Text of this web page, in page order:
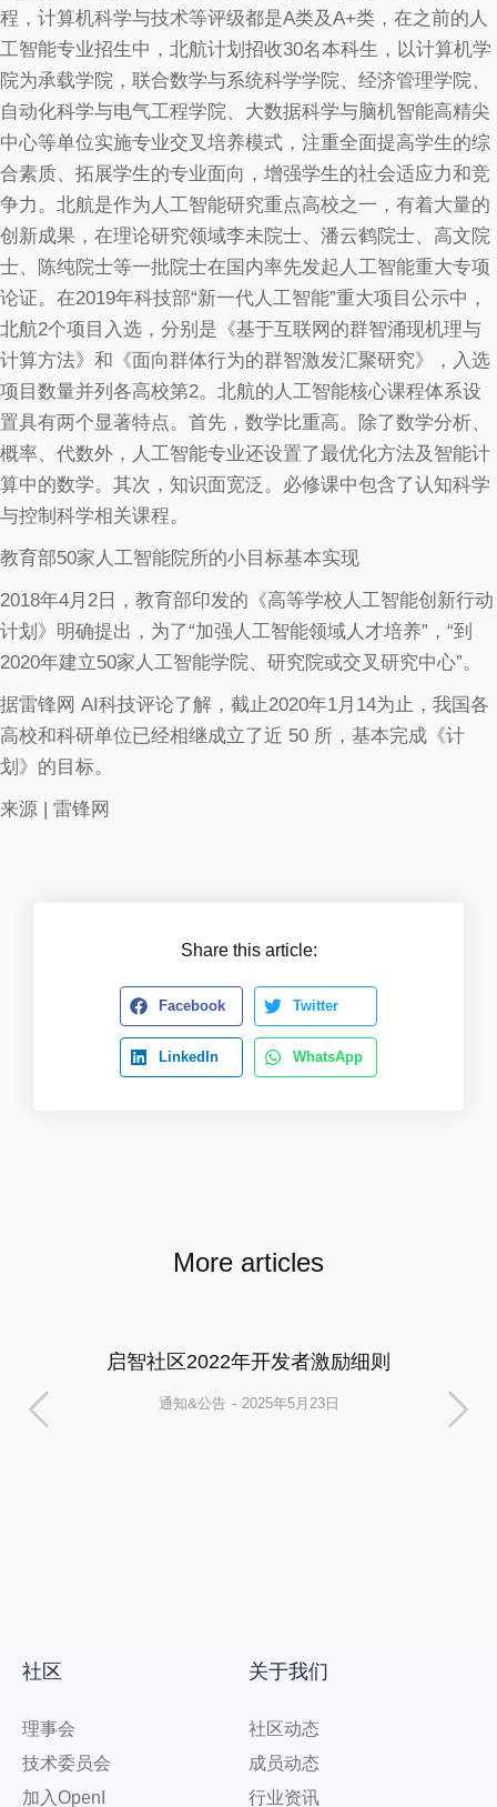
程，计算机科学与技术等评级都是A类及A+类，在之前的人
工智能专业招生中，北航计划招收30名本科生，以计算机学
院为承载学院，联合数学与系统科学学院、经济管理学院、
自动化科学与电气工程学院、大数据科学与脑机智能高精尖
中心等单位实施专业交叉培养模式，注重全面提高学生的综
合素质、拓展学生的专业面向，增强学生的社会适应力和竞
争力。北航是作为人工智能研究重点高校之一，有着大量的
创新成果，在理论研究领域李未院士、潘云鹤院士、高文院
士、陈纯院士等一批院士在国内率先发起人工智能重大专项
论证。在2019年科技部“新一代人工智能”重大项目公示中，
北航2个项目入选，分别是《基于互联网的群智涌现机理与
计算方法》和《面向群体行为的群智激发汇聚研究》，入选
项目数量并列各高校第2。北航的人工智能核心课程体系设
置具有两个显著特点。首先，数学比重高。除了数学分析、
概率、代数外，人工智能专业还设置了最优化方法及智能计
算中的数学。其次，知识面宽泛。必修课中包含了认知科学
与控制科学相关课程。
教育部50家人工智能院所的小目标基本实现
2018年4月2日，教育部印发的《高等学校人工智能创新行动
计划》明确提出，为了“加强人工智能领域人才培养”，“到
2020年建立50家人工智能学院、研究院或交叉研究中心”。
据雷锋网 AI科技评论了解，截止2020年1月14为止，我国各
高校和科研单位已经相继成立了近 50 所，基本完成《计
划》的目标。
来源 | 雷锋网
Share this article:
Facebook Twitter
LinkedIn WhatsApp
More articles
启智社区2022年开发者激励细则
通知&公告 2025年5月23日
社区
理事会
技术委员会
加入OpenI
关于我们
社区动态
成员动态
行业资讯